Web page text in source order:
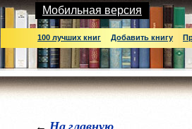
Мобильная версия
100 лучших книг Добавить книгу
←